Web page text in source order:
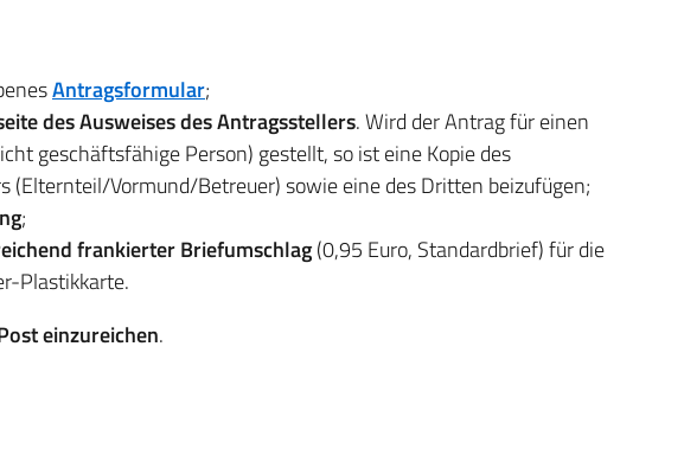
Antragsformular;
des Ausweises des Antragsstellers. Wird der Antrag für einen
geschäftsfähige Person) gestellt, so ist eine Kopie des
(Elternteil/Vormund/Betreuer) sowie eine des Dritten beizufügen;
;
frankierter Briefumschlag(0,95 Euro, Standardbrief) für die
Plastikkarte.
einzureichen.